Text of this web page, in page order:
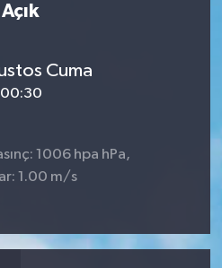
Açık
Cuma
00:30
1006 hpa hPa,
1.00 m/s